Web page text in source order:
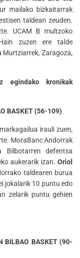
mailako bizkaitarrak
taldean zeuden.
UCAM B multzoko
zuzen ere talde
Zaragoza,
egindako kronikak
BASKET (56-109)
irauli zuen,
MoraBanc Andorrak
defentsa
aukerarik izan. Oriol
taldearen burua
jokalarik 10 puntu edo
zelarik puntu gehien
BILBAO BASKET (90-